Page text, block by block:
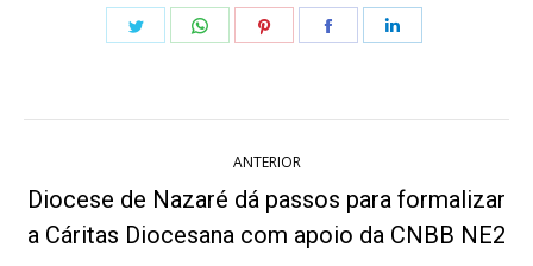
Share
Share
Share
Share
de
post:
ANTERIOR
Post
anterior:
Diocese de Nazaré dá passos para formalizar
a Cáritas Diocesana com apoio da CNBB NE2